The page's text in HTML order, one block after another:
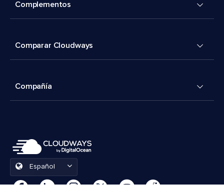
Complementos
Comparar Cloudways
Compañía
Español